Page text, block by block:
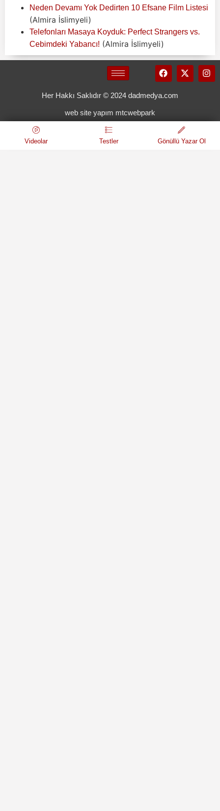
Neden Devamı Yok Dedirten 10 Efsane Film Listesi
(Almira İslimyeli)
Telefonları Masaya Koyduk: Perfect Strangers vs.
Cebimdeki Yabancı! (Almira İslimyeli)
Her Hakkı Saklıdır © 2024 dadmedya.com
web site yapım mtcwebpark
Videolar Testler Gönüllü Yazar Ol